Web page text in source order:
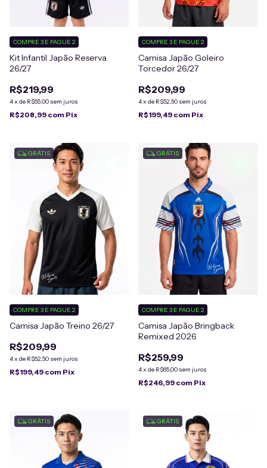
Kit Infantil Japão Reserva
26/27
R$219,99
4x de R$55,00 sem juros
COMPRE 3 E PAGUE 2
R$208,99 com Pix
Camisa Japão Goleiro
Torcedor 26/27
R$209,99
4x de R$52,50 sem juros
COMPRE 3 E PAGUE 2
R$199,49 com Pix
GRÁTIS
Camisa Japão Treino 26/27
R$209,99
4x de R$52,50 sem juros
COMPRE 3 E PAGUE 2
R$199,49 com Pix
GRÁTIS
Camisa Japão Bringback
Remixed 2026
R$259,99
4x de R$65,00 sem juros
COMPRE 3 E PAGUE 2
R$246,99 com Pix
GRÁTIS GRÁTIS